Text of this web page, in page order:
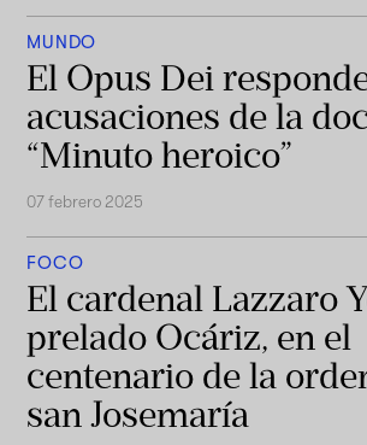
MUNDO
El Opus Dei
acusaciones de la
“Minuto heroico”
07 febrero 2025
FOCO
El cardenal Lazzaro
prelado Ocáriz, en el
centenario de la
san Josemaría